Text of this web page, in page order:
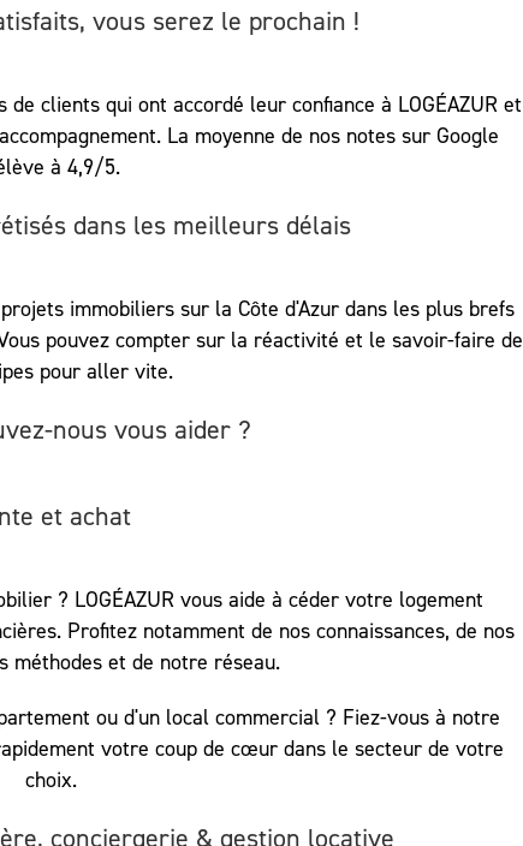
vous serez le prochain !
clients qui ont accordé leur confiance à LOGÉAZUR et
La moyenne de nos notes sur Google
à 4,9/5.
dans les meilleurs délais
immobiliers sur la Côte d'Azur dans les plus brefs
pouvez compter sur la réactivité et le savoir-faire de
pour aller vite.
nous vous aider ?
et achat
? LOGÉAZUR vous aide à céder votre logement
Profitez notamment de nos connaissances, de nos
méthodes et de notre réseau.
ou d'un local commercial ? Fiez-vous à notre
votre coup de cœur dans le secteur de votre
choix.
conciergerie & gestion locative